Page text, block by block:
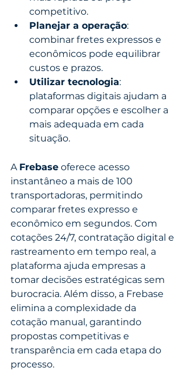
competitivo.
Planejar a operação:
combinar fretes expressos e
econômicos pode equilibrar
custos e prazos.
Utilizar tecnologia:
plataformas digitais ajudam a
comparar opções e escolher a
mais adequada em cada
situação.
A Frebase oferece acesso
instantâneo a mais de 100
transportadoras, permitindo
comparar fretes expresso e
econômico em segundos. Com
cotações 24/7, contratação digital e
rastreamento em tempo real, a
plataforma ajuda empresas a
tomar decisões estratégicas sem
burocracia. Além disso, a Frebase
elimina a complexidade da
cotação manual, garantindo
propostas competitivas e
transparência em cada etapa do
processo.